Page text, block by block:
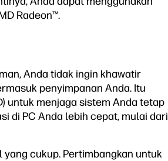
Radeon™.
Anda tidak ingin khawatir
penyimpanan Anda. Itu
untuk menjaga sistem Anda tetap
di PC Anda lebih cepat, mulai dari
cukup. Pertimbangkan untuk